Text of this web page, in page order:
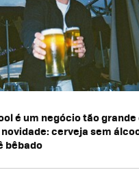
é um negócio tão grande
cerveja sem
bêbado